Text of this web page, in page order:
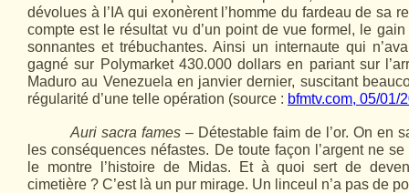
dévolues à l’IA qui exonèrent l’homme du fardeau de sa
compte est le résultat vu d’un point de vue formel, le
sonnantes et trébuchantes. Ainsi un internaute qui
gagné sur Polymarket 430.000 dollars en pariant sur
Maduro au Venezuela en janvier dernier, suscitant
régularité d’une telle opération (source : bfmtv.com, 05/01/
Auri sacra fames – Détestable faim de l’or. On en
les conséquences néfastes. De toute façon l’argent ne
le montre l’histoire de Midas. Et à quoi sert de
cimetière ? C’est là un pur mirage. Un linceul n’a pas de